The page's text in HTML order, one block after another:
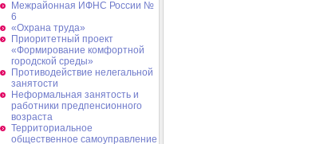
Межрайонная ИФНС России №
6
«Охрана труда»
Приоритетный проект
«Формирование комфортной
городской среды»
Противодействие нелегальной
занятости
Неформальная занятость и
работники предпенсионного
возраста
Территориальное
общественное самоуправление